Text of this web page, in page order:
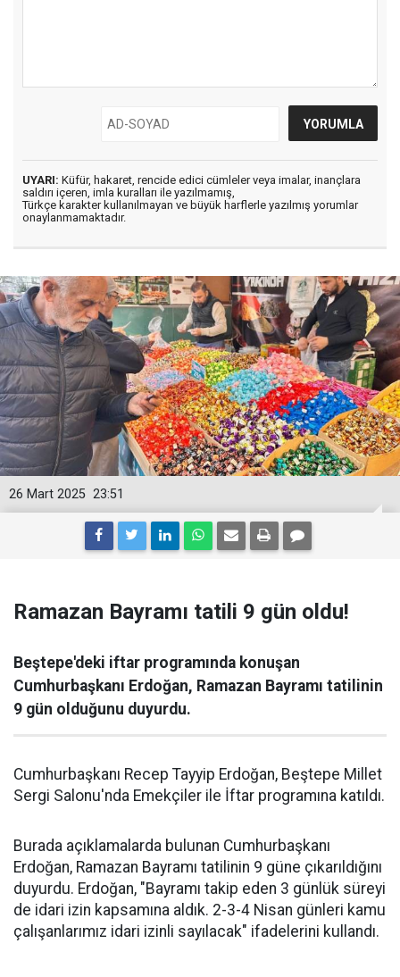
UYARI: Küfür, hakaret, rencide edici cümleler veya imalar, inançlara
saldırı içeren, imla kuralları ile yazılmamış,
Türkçe karakter kullanılmayan ve büyük harflerle yazılmış yorumlar
onaylanmamaktadır.
23:51
26 Mart 2025
Ramazan Bayramı tatili 9 gün oldu!
Beştepe'deki iftar programında konuşan
Cumhurbaşkanı Erdoğan, Ramazan Bayramı tatilinin
9 gün olduğunu duyurdu.
Cumhurbaşkanı Recep Tayyip Erdoğan, Beştepe Millet
Sergi Salonu'nda Emekçiler ile İftar programına katıldı.
Burada açıklamalarda bulunan Cumhurbaşkanı
Erdoğan, Ramazan Bayramı tatilinin 9 güne çıkarıldığını
duyurdu. Erdoğan, "Bayramı takip eden 3 günlük süreyi
de idari izin kapsamına aldık. 2-3-4 Nisan günleri kamu
çalışanlarımız idari izinli sayılacak" ifadelerini kullandı.